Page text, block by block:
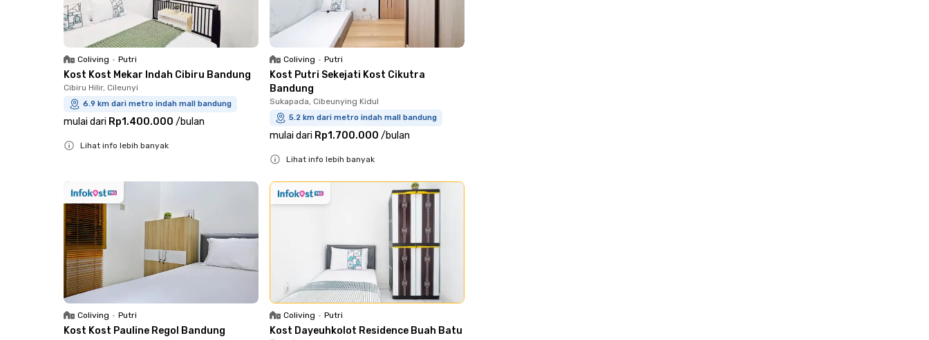
Coliving • Putri
Kost Kost Mekar Indah Cibiru Bandung
Cibiru Hilir, Cileunyi
6.9 km dari metro indah mall bandung
mulai dari Rp1.400.000 /bulan
Lihat info lebih banyak
Coliving • Putri
Kost Putri Sekejati Kost Cikutra
Bandung
Sukapada, Cibeunying Kidul
5.2 km dari metro indah mall bandung
mulai dari Rp1.700.000 /bulan
Lihat info lebih banyak
Coliving • Putri
Kost Kost Pauline Regol Bandung
Coliving • Putri
Kost Dayeuhkolot Residence Buah Batu